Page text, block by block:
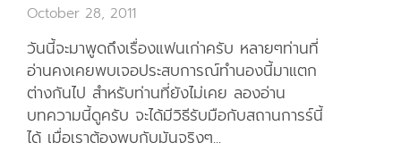
October 28, 2011
วันนี้จะมาพูดถึงเรื่องแฟนเก่าครับ หลายๆท่านที่
อ่านคงเคยพบเจอประสบการณ์ทำนองนี้มาแตก
ต่างกันไป สำหรับท่านที่ยังไม่เคย ลองอ่าน
บทความนี้ดูครับ จะได้มีวิธีรับมือกับสถานการร์นี้
ได้ เมื่อเราต้องพบกับมันจริงๆ...